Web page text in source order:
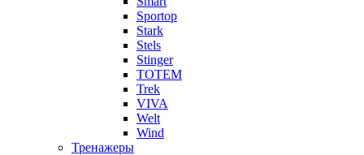
Sportop
Stark
Stels
Stinger
TOTEM
Trek
VIVA
Welt
Wind
Тренажеры